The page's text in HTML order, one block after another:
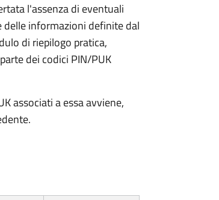
l'assenza di eventuali
delle informazioni definite dal
di riepilogo pratica,
dei codici PIN/PUK
associati a essa avviene,